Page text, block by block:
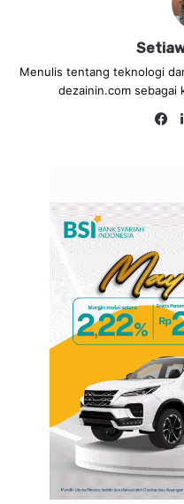
Menulis tentang teknologi
dezainin.com sebagai